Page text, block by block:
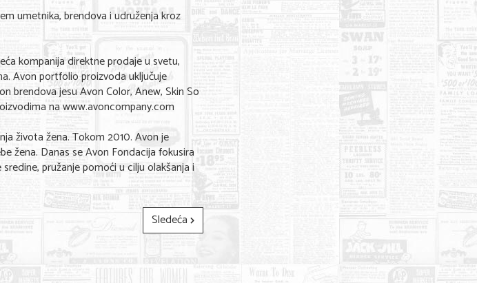
umetnika, brendova i udruženja kroz
kompanija direktne prodaje u svetu,
Avon portfolio proizvoda uključuje
brendova jesu Avon Color, Anew, Skin So
na www.avoncompany.com
života žena. Tokom 2010. Avon je
žena. Danas se Avon Fondacija fokusira
pružanje pomoći u cilju olakšanja i
Sledeća